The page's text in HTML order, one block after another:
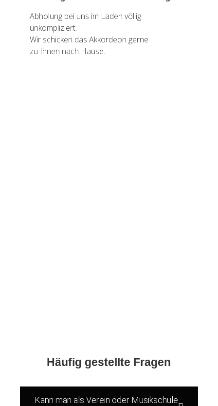
Abholung bei uns im Laden völlig
unkompliziert.
Wir schicken das Akkordeon gerne
zu Ihnen nach Hause.
Häufig gestellte Fragen
Kann man als Verein oder Musikschule